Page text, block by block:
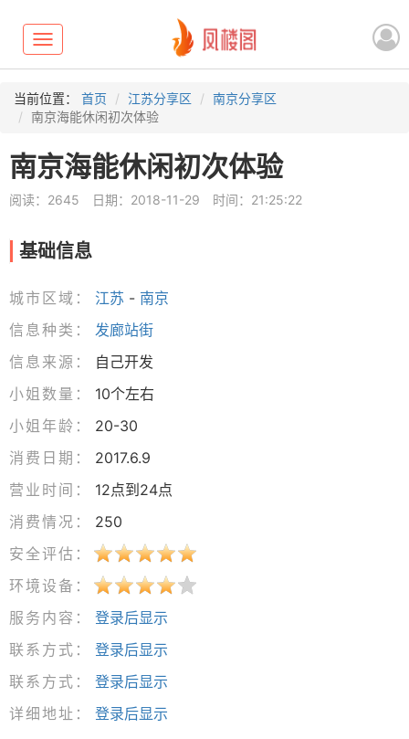
Toggle
navigation
当前位置： 首页 江苏分享区
南京分享区
南京海能休闲初次体验
南京海能休闲初次体验
阅读：2645 日期：2018-11-29 时间：21:25:22
基础信息
城市区域： 江苏 - 南京
信息种类：
发廊站街
信息来源：
自己开发
小姐数量：
10个左右
小姐年龄：
20-30
消费日期：
2017.6.9
营业时间：
12点到24点
消费情况：
250
安全评估：
环境设备：
服务内容：
登录后显示
联系方式：
登录后显示
联系方式：
登录后显示
详细地址：
登录后显示